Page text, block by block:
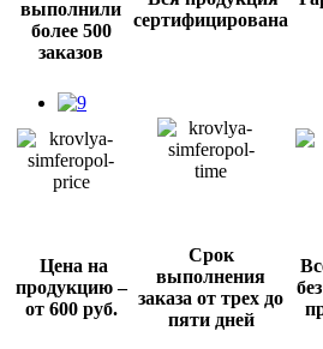
выполнили
более 500
заказов
сертифицирована
Цена на
продукцию–
от 600 руб.
Срок
выполнения
заказа от трех до
пяти дней